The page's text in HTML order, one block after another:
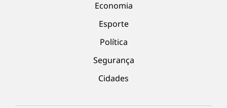
Economia
Esporte
Política
Segurança
Cidades